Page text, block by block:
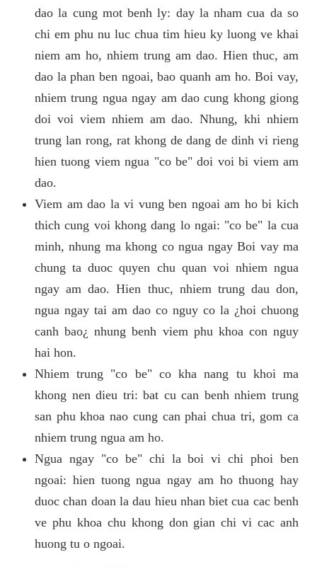
dao la cung mot benh ly: day la nham cua da so
chi em phu nu luc chua tim hieu ky luong ve khai
niem am ho, nhiem trung am dao. Hien thuc, am
dao la phan ben ngoai, bao quanh am ho. Boi vay,
nhiem trung ngua ngay am dao cung khong giong
doi voi viem nhiem am dao. Nhung, khi nhiem
trung lan rong, rat khong de dang de dinh vi rieng
hien tuong viem ngua "co be" doi voi bi viem am
dao.
Viem am dao la vi vung ben ngoai am ho bi kich
thich cung voi khong dang lo ngai: "co be" la cua
minh, nhung ma khong co ngua ngay Boi vay ma
chung ta duoc quyen chu quan voi nhiem ngua
ngay am dao. Hien thuc, nhiem trung dau don,
ngua ngay tai am dao co nguy co la ¿hoi chuong
canh bao¿ nhung benh viem phu khoa con nguy
hai hon.
Nhiem trung "co be" co kha nang tu khoi ma
khong nen dieu tri: bat cu can benh nhiem trung
san phu khoa nao cung can phai chua tri, gom ca
nhiem trung ngua am ho.
Ngua ngay "co be" chi la boi vi chi phoi ben
ngoai: hien tuong ngua ngay am ho thuong hay
duoc chan doan la dau hieu nhan biet cua cac benh
ve phu khoa chu khong don gian chi vi cac anh
huong tu o ngoai.